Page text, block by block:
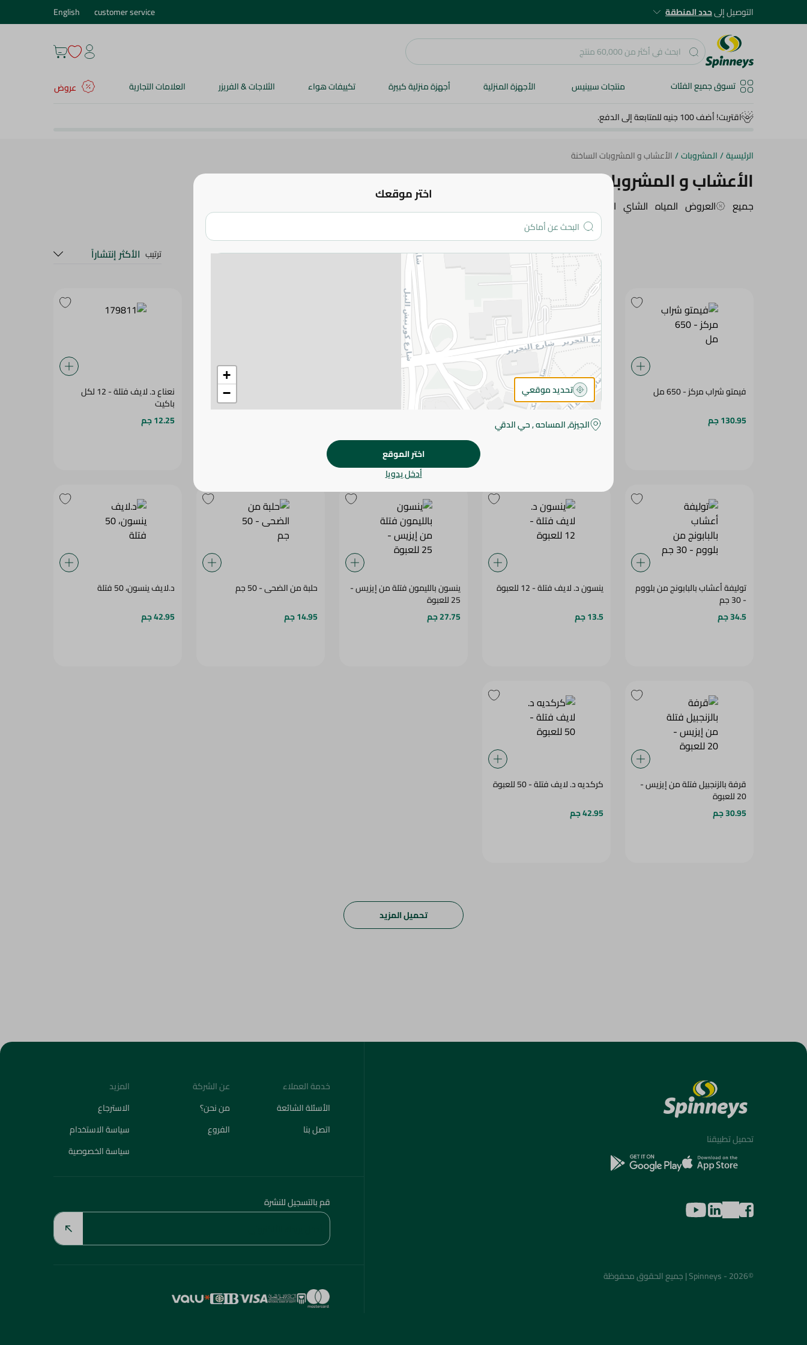
التوصيل إلىحدد المنطقة customer service
English
تسوق جميع الفئات منتجات سبينيس الأجهزة المنزلية أجهزة منزلية كبيرة تكييفات هواء الثلاجات & الفريزر العلامات التجارية
عروض
اقتربت! أضف 100 جنيه للمتابعة إلى الدفع.
الرئيسية/المشروبات/الأعشاب و المشروبات الساخنة
الأعشاب و المشروبات الساخنة
جميع العروض المياه الشاي القهوة الأعشاب و المشروبات الساخنة
ترتيب الأكثر إنتشاراً
فيمتو شراب مركز - 650 مل
130.95 جم
اعشاب كاموميل من د.لايف - 12
فتلة
13.95 جم
شاي ديتوكس العطار أخضر فتلة
بالكركم والزنجبيل - 20 للعبوة
نعناع د. لايف فتلة - 12 لكل
باكيت
12.25 جم
توليفة أعشاب بالبابونج من بلووم
- 30 جم
34.5 جم
ينسون د. لايف فتلة - 12 للعبوة
13.5 جم
ينسون بالليمون فتلة من إيزيس -
25 للعبوة
27.75 جم
حلبة من الضحى - 50 جم
14.95 جم
د.لايف ينسون، 50 فتلة
42.95 جم
قرفة بالزنجبيل فتلة من إيزيس -
20 للعبوة
30.95 جم
كركديه د. لايف فتلة - 50 للعبوة
42.95 جم
تحميل المزيد
اختر موقعك
+
−
تحديد موقعي
الجيزة, المساحه , حي الدقي
اختر الموقع
أدخل يدويا
تحميل تطبيقنا
©2026 - Spinneys | جميع الحقوق محفوظة
خدمة العملاء
الأسئلة الشائعة
اتصل بنا
عن الشركة
من نحن؟
الفروع
المزيد
الاسترجاع
سياسة الاستخدام
سياسة الخصوصية
قم بالتسجيل للنشرة